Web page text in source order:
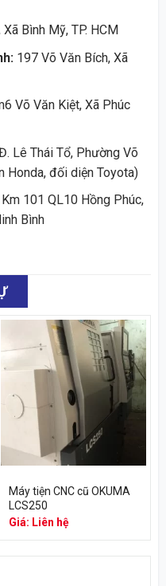
Bình Mỹ, TP. HCM
197 Võ Văn Bích, Xã
Võ Văn Kiệt, Xã Phúc
Lê Thái Tổ, Phường Võ
Honda, đối diện Toyota)
101 QL10 Hồng Phúc,
Bình
Máy tiện CNC cũ OKUMA
LCS250
Giá: Liên hệ